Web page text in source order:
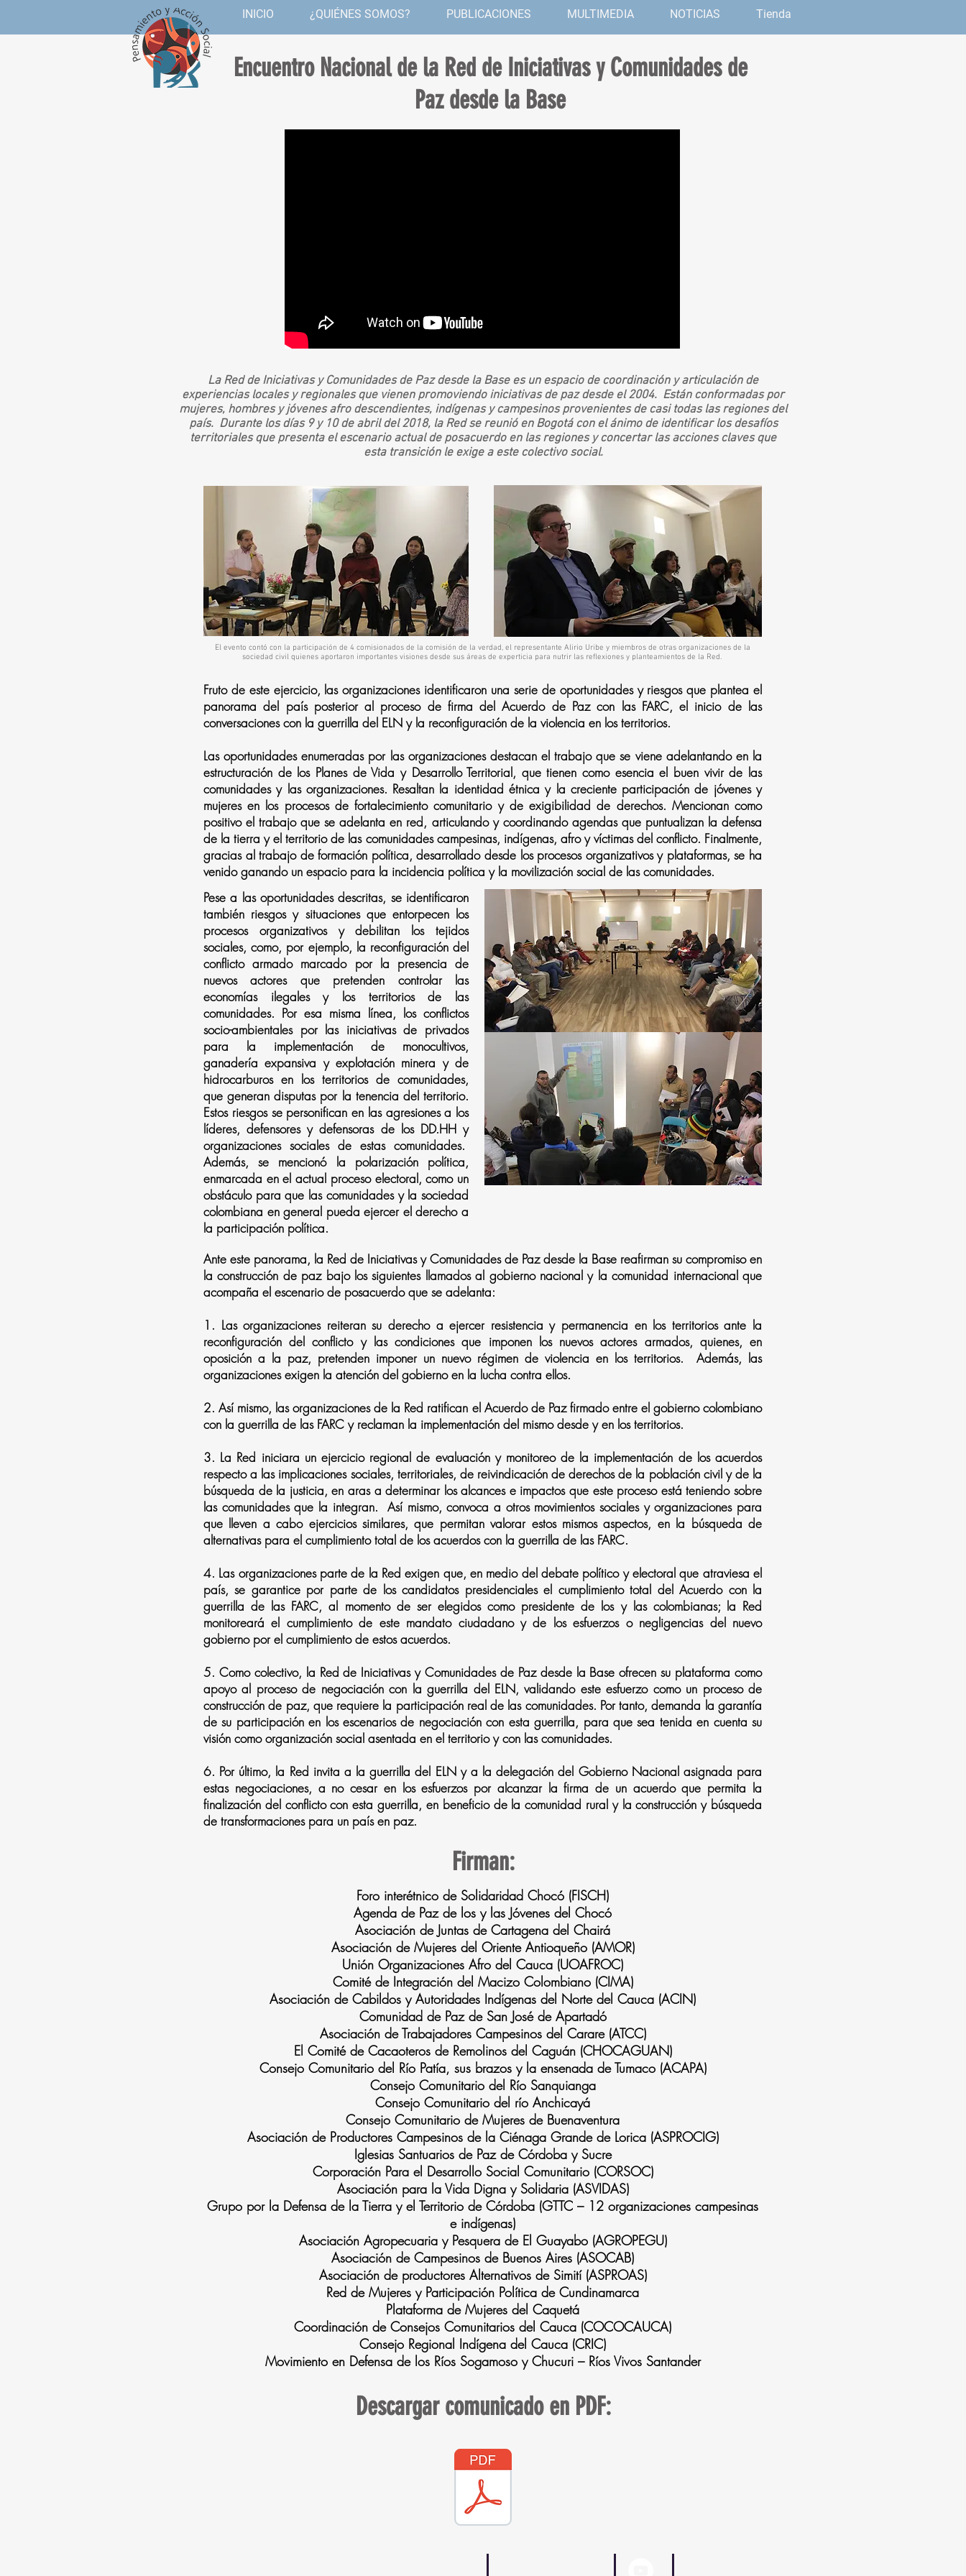
INICIO ¿QUIÉNES SOMOS? PUBLICACIONES MULTIMEDIA NOTICIAS Tienda
Encuentro Nacional de la Red de Iniciativas y Comunidades de
Paz desde la Base
La Red de Iniciativas y Comunidades de Paz desde la Base es un espacio de coordinación y articulación de
experiencias locales y regionales que vienen promoviendo iniciativas de paz desde el 2004. Están conformadas por
mujeres, hombres y jóvenes afro descendientes, indígenas y campesinos provenientes de casi todas las regiones del
país. Durante los días 9 y 10 de abril del 2018, la Red se reunió en Bogotá con el ánimo de identificar los desafíos
territoriales que presenta el escenario actual de posacuerdo en las regiones y concertar las acciones claves que
esta transición le exige a este colectivo social.
El evento contó con la participación de 4 comisionados de la comisión de la verdad, el representante Alirio Uribe y miembros de otras organizaciones de la
sociedad civil quienes aportaron importantes visiones desde sus áreas de experticia para nutrir las reflexiones y planteamientos de la Red.
Fruto de este ejercicio, las organizaciones identificaron una serie de oportunidades y riesgos que plantea el
panorama del país posterior al proceso de firma del Acuerdo de Paz con las FARC, el inicio de las
conversaciones con la guerrilla del ELN y la reconfiguración de la violencia en los territorios.
Las oportunidades enumeradas por las organizaciones destacan el trabajo que se viene adelantando en la
estructuración de los Planes de Vida y Desarrollo Territorial, que tienen como esencia el buen vivir de las
comunidades y las organizaciones. Resaltan la identidad étnica y la creciente participación de jóvenes y
mujeres en los procesos de fortalecimiento comunitario y de exigibilidad de derechos. Mencionan como
positivo el trabajo que se adelanta en red, articulando y coordinando agendas que puntualizan la defensa
de la tierra y el territorio de las comunidades campesinas, indígenas, afro y víctimas del conflicto. Finalmente,
gracias al trabajo de formación política, desarrollado desde los procesos organizativos y plataformas, se ha
venido ganando un espacio para la incidencia política y la movilización social de las comunidades.
Pese a las oportunidades descritas, se identificaron
también riesgos y situaciones que entorpecen los
procesos organizativos y debilitan los tejidos
sociales, como, por ejemplo, la reconfiguración del
conflicto armado marcado por la presencia de
nuevos actores que pretenden controlar las
economías ilegales y los territorios de las
comunidades. Por esa misma línea, los conflictos
socio-ambientales por las iniciativas de privados
para la implementación de monocultivos,
ganadería expansiva y explotación minera y de
hidrocarburos en los territorios de comunidades,
que generan disputas por la tenencia del territorio.
Estos riesgos se personifican en las agresiones a los
líderes, defensores y defensoras de los DD.HH y
organizaciones sociales de estas comunidades.
Además, se mencionó la polarización política,
enmarcada en el actual proceso electoral, como un
obstáculo para que las comunidades y la sociedad
colombiana en general pueda ejercer el derecho a
la participación política.
Ante este panorama, la Red de Iniciativas y Comunidades de Paz desde la Base reafirman su compromiso en
la construcción de paz bajo los siguientes llamados al gobierno nacional y la comunidad internacional que
acompaña el escenario de posacuerdo que se adelanta:
1. Las organizaciones reiteran su derecho a ejercer resistencia y permanencia en los territorios ante la
reconfiguración del conflicto y las condiciones que imponen los nuevos actores armados, quienes, en
oposición a la paz, pretenden imponer un nuevo régimen de violencia en los territorios. Además, las
organizaciones exigen la atención del gobierno en la lucha contra ellos.
2.Así mismo, las organizaciones de la Red ratifican el Acuerdo de Paz firmado entre el gobierno colombiano
con la guerrilla de las FARC y reclaman la implementación del mismo desde y en los territorios.
3. La Red iniciara un ejercicio regional de evaluación y monitoreo de la implementación de los acuerdos
respecto a las implicaciones sociales, territoriales, de reivindicación de derechos de la población civil y de la
búsqueda de la justicia, en aras a determinar los alcances e impactos que este proceso está teniendo sobre
las comunidades que la integran. Así mismo, convoca a otros movimientos sociales y organizaciones para
que lleven a cabo ejercicios similares, que permitan valorar estos mismos aspectos, en la búsqueda de
alternativas para el cumplimiento total de los acuerdos con la guerrilla de las FARC.
4. Las organizaciones parte de la Red exigen que, en medio del debate político y electoral que atraviesa el
país, se garantice por parte de los candidatos presidenciales el cumplimiento total del Acuerdo con la
guerrilla de las FARC, al momento de ser elegidos como presidente de los y las colombianas; la Red
monitoreará el cumplimiento de este mandato ciudadano y de los esfuerzos o negligencias del nuevo
gobierno por el cumplimiento de estos acuerdos.
5. Como colectivo, la Red de Iniciativas y Comunidades de Paz desde la Base ofrecen su plataforma como
apoyo al proceso de negociación con la guerrilla del ELN, validando este esfuerzo como un proceso de
construcción de paz, que requiere la participación real de las comunidades. Por tanto, demanda la garantía
de su participación en los escenarios de negociación con esta guerrilla, para que sea tenida en cuenta su
visión como organización social asentada en el territorio y con las comunidades.
6. Por último, la Red invita a la guerrilla del ELN y a la delegación del Gobierno Nacional asignada para
estas negociaciones, a no cesar en los esfuerzos por alcanzar la firma de un acuerdo que permita la
finalización del conflicto con esta guerrilla, en beneficio de la comunidad rural y la construcción y búsqueda
de transformaciones para un país en paz.
Firman:
Foro interétnico de Solidaridad Chocó (FISCH)
Agenda de Paz de los y las Jóvenes del Chocó
Asociación de Juntas de Cartagena del Chairá
Asociación de Mujeres del Oriente Antioqueño (AMOR)
Unión Organizaciones Afro del Cauca (UOAFROC)
Comité de Integración del Macizo Colombiano (CIMA)
Asociación de Cabildos y Autoridades Indígenas del Norte del Cauca (ACIN)
Comunidad de Paz de San José de Apartadó
Asociación de Trabajadores Campesinos del Carare (ATCC)
El Comité de Cacaoteros de Remolinos del Caguán (CHOCAGUAN)
Consejo Comunitario del Río Patía, sus brazos y la ensenada de Tumaco (ACAPA)
Consejo Comunitario del Río Sanquianga
Consejo Comunitario del río Anchicayá
Consejo Comunitario de Mujeres de Buenaventura
Asociación de Productores Campesinos de la Ciénaga Grande de Lorica (ASPROCIG)
Iglesias Santuarios de Paz de Córdoba y Sucre
Corporación Para el Desarrollo Social Comunitario (CORSOC)
Asociación para la Vida Digna y Solidaria (ASVIDAS)
Grupo por la Defensa de la Tierra y el Territorio de Córdoba (GTTC – 12 organizaciones campesinas
e indígenas)
Asociación Agropecuaria y Pesquera de El Guayabo (AGROPEGU)
Asociación de Campesinos de Buenos Aires (ASOCAB)
Asociación de productores Alternativos de Simití (ASPROAS)
Red de Mujeres y Participación Política de Cundinamarca
Plataforma de Mujeres del Caquetá
Coordinación de Consejos Comunitarios del Cauca (COCOCAUCA)
Consejo Regional Indígena del Cauca (CRIC)
Movimiento en Defensa de los Ríos Sogamoso y Chucuri – Ríos Vivos Santander
Descargar comunicado en PDF: